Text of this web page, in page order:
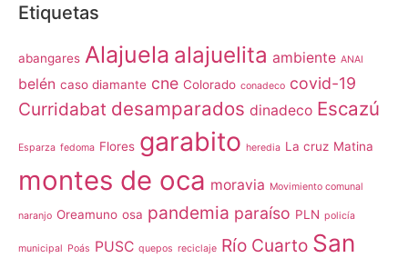
Etiquetas
abangares Alajuela alajuelita ambiente ANAI
belén caso diamante cne Colorado conadeco covid-19
Curridabat desamparados dinadeco Escazú
Esparza fedoma Flores garabito heredia La cruz Matina
montes de oca moravia Movimiento comunal
naranjo Oreamuno osa pandemia paraíso PLN policía
municipal Poás PUSC quepos reciclaje Río Cuarto San